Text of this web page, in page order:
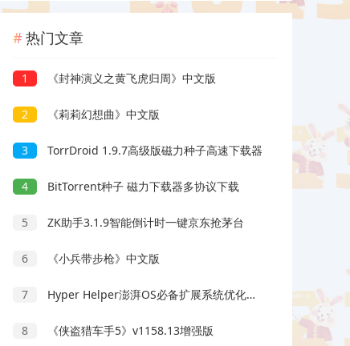
热门文章
1 《封神演义之黄飞虎归周》中文版
2 《莉莉幻想曲》中文版
3 TorrDroid 1.9.7高级版磁力种子高速下载器
4 BitTorrent种子 磁力下载器多协议下载
5 ZK助手3.1.9智能倒计时一键京东抢茅台
6 《小兵带步枪》中文版
7 Hyper Helper澎湃OS必备扩展系统优化模块
8 《侠盗猎车手5》v1158.13增强版